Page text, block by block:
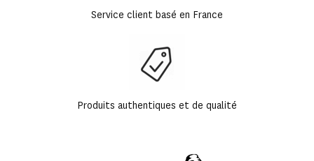
Service client basé en France
Produits authentiques et de qualité